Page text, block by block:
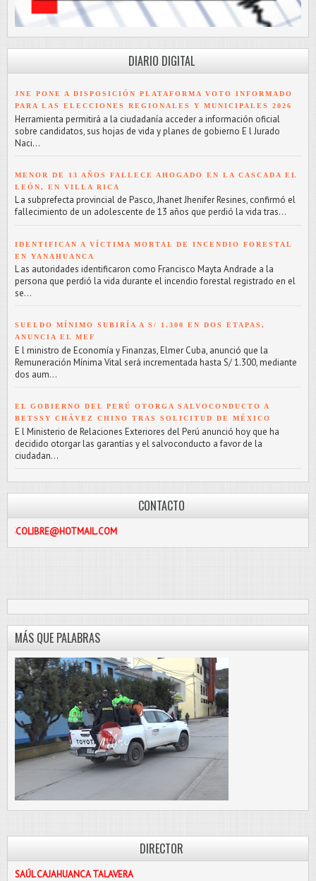
DIARIO DIGITAL
JNE PONE A DISPOSICIÓN PLATAFORMA VOTO INFORMADO
PARA LAS ELECCIONES REGIONALES Y MUNICIPALES 2026
Herramienta permitirá a la ciudadanía acceder a información oficial
sobre candidatos, sus hojas de vida y planes de gobierno E l Jurado
Naci...
MENOR DE 13 AÑOS FALLECE AHOGADO EN LA CASCADA EL
LEÓN, EN VILLA RICA
L a subprefecta provincial de Pasco, Jhanet Jhenifer Resines, confirmó el
fallecimiento de un adolescente de 13 años que perdió la vida tras...
IDENTIFICAN A VÍCTIMA MORTAL DE INCENDIO FORESTAL
EN YANAHUANCA
L as autoridades identificaron como Francisco Mayta Andrade a la
persona que perdió la vida durante el incendio forestal registrado en el
se...
SUELDO MÍNIMO SUBIRÍA A S/ 1.300 EN DOS ETAPAS,
ANUNCIA EL MEF
E l ministro de Economía y Finanzas, Elmer Cuba, anunció que la
Remuneración Mínima Vital será incrementada hasta S/ 1.300, mediante
dos aum...
EL GOBIERNO DEL PERÚ OTORGA SALVOCONDUCTO A
BETSSY CHÁVEZ CHINO TRAS SOLICITUD DE MÉXICO
E l Ministerio de Relaciones Exteriores del Perú anunció hoy que ha
decidido otorgar las garantías y el salvoconducto a favor de la
ciudadan...
CONTACTO
MÁS QUE PALABRAS
DIRECTOR
SAÚL CAJAHUANCA TALAVERA